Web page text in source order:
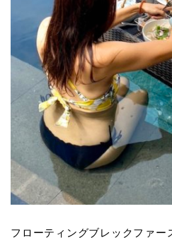
フローティングブレックファー